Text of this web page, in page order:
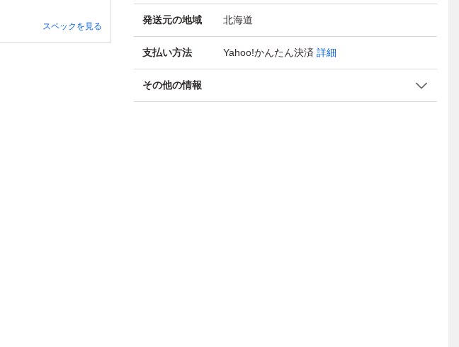
スペックを見る
発送元の地域 北海道
支払い方法 Yahoo!かんたん決済 詳細
その他の情報